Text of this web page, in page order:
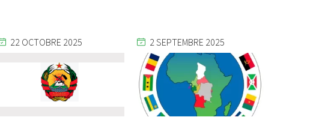
22 OCTOBRE 2025 2 SEPTEMBRE 2025